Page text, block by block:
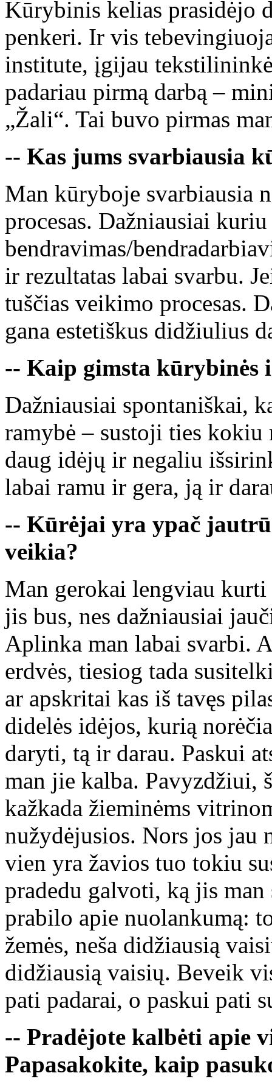
Kūrybinis kelias prasidėjo
penkeri. Ir vis
institute, įgijau
padariau pirmą darbą –
„Žali“. Tai buvo pirmas
-- Kas jums svarbiausia
Man kūryboje svarbiausia
procesas. Dažniausiai
bendravimas/
ir rezultatas labai svarbu.
tuščias veikimo procesas.
gana estetiškus didžiulius
-- Kaip gimsta kūrybinės
Dažniausiai spontaniškai,
ramybė – sustoji ties
daug idėjų ir negaliu
labai ramu ir gera, ją ir
-- Kūrėjai yra ypač
veikia?
Man gerokai lengviau
jis bus, nes dažniausiai
Aplinka man labai svarbi.
erdvės, tiesiog tada
ar apskritai kas iš tavęs
didelės idėjos, kurią
daryti, tą ir darau. Paskui
man jie kalba. Pavyzdžiui,
kažkada žieminėms
nužydėjusios. Nors jos jau
vien yra žavios tuo tokiu
pradedu galvoti, ką jis man
prabilo apie nuolankumą:
žemės, neša didžiausią
didžiausią vaisių. Beveik
pati padarai, o paskui pati
-- Pradėjote kalbėti apie
Papasakokite, kaip